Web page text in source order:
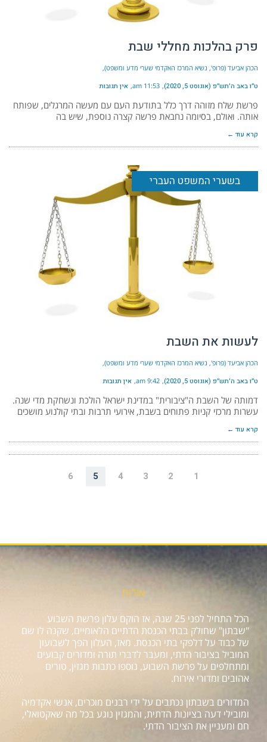
פרק בהלכות מחללי שבת
הכהן אביעד (פרופ', נשיא המרכז האקדמי שערי מדע ומשפט)
ט״ו באב ה׳תש״פ (אוגוסט 5, 2020) 11:53 am אין תגובות
פרשת שלח מזוהה דרך כלל בתודעת העם עם מעשה המרגלים, שפותח
אותה. ואולם, בסיומה נחבאת פרשה קצרה נוספת, שיש בה
קרא עוד ←
בשערי המשפט העברי
לעשות את השבת
הכהן אביעד (פרופ', נשיא המרכז האקדמי שערי מדע ומשפט)
ט״ו באב ה׳תש״פ (אוגוסט 5, 2020) 9:42 am אין תגובות
דמותה של השבת ה"ציבורית" במדינת ישראל הולכת ונשחקת מדי שנה.
עשרות מרכזי קניות פתוחים בשבת, אירועי תרבות ובתי קולנוע מושכים
קרא עוד ←
1
2
3
4
5
6
אודות
הכל התחיל לפני 25 שנה, אז הוקם עלון פרשת השבוע
"שבתון" שחולק בבתי הכנסת הדתיים הלאומיים, שקנה לו שם
של כבוד על דלפקי בתי הכנסת. מאז, העלון הפך לשבועון
המוביל בציבור הדתי, ומעבר לדברי תורה ומדורים קבועים
ומתחלפים על פרשת השבוע, נוספו כתבות מגזין, טורים
אהובים ומדורי אירוח.
המדורים בשבתון נכתבים על ידי רבנים מוכרים, אנשי אקדמיה
ומובילי דעה בציונות הדתית, והמגזין נוגע בכל מה שאקטואלי,
חם ומעניין את הציבור הדתי.